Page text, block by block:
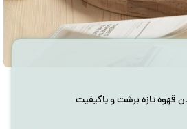
قهوه تازه برشت و باکیفیت